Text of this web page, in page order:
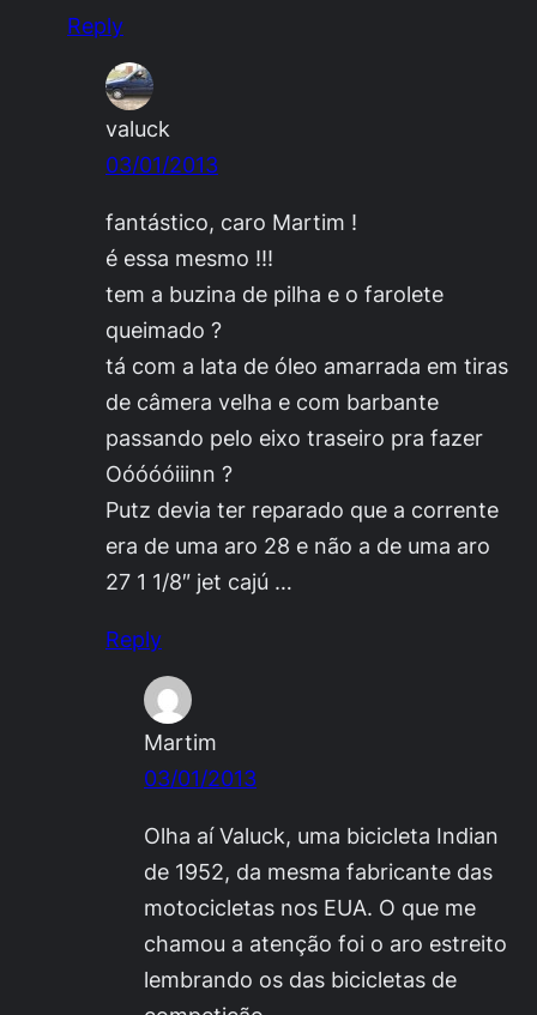
Reply
valuck
03/01/2013
fantástico, caro Martim !
é essa mesmo !!!
tem a buzina de pilha e o farolete
queimado ?
tá com a lata de óleo amarrada em tiras
de câmera velha e com barbante
passando pelo eixo traseiro pra fazer
Oóóóóiiinn ?
Putz devia ter reparado que a corrente
era de uma aro 28 e não a de uma aro
27 1 1/8″ jet cajú …
Reply
Martim
03/01/2013
Olha aí Valuck, uma bicicleta Indian
de 1952, da mesma fabricante das
motocicletas nos EUA. O que me
chamou a atenção foi o aro estreito
lembrando os das bicicletas de